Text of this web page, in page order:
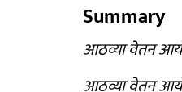
Summary
आठव्या वेतन
आठव्या वेतन